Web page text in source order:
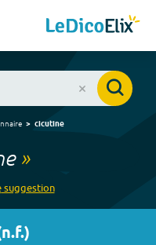
cicutine
»
suggestion
n.f.)